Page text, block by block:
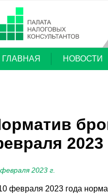
ГЛАВНАЯ НОВОСТИ
2023
2023 г.
февраля 2023 года